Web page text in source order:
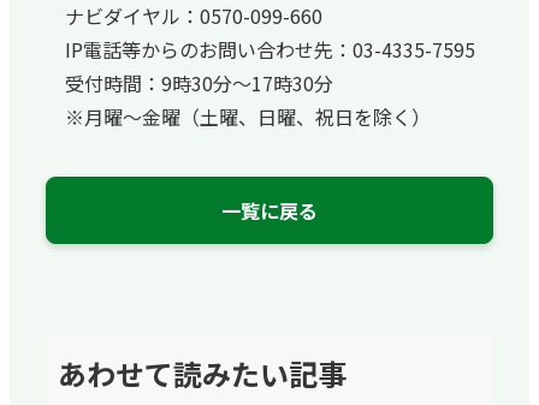
ナビダイヤル：0570-099-660
IP電話等からのお問い合わせ先：03-4335-7595
受付時間：9時30分～17時30分
※月曜～金曜（土曜、日曜、祝日を除く）
一覧に戻る
あわせて読みたい記事